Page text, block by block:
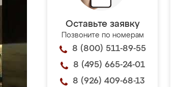
Оставьте заявку
Позвоните по номерам
8 (800) 511-89-55
8 (495) 665-24-01
8 (926) 409-68-13